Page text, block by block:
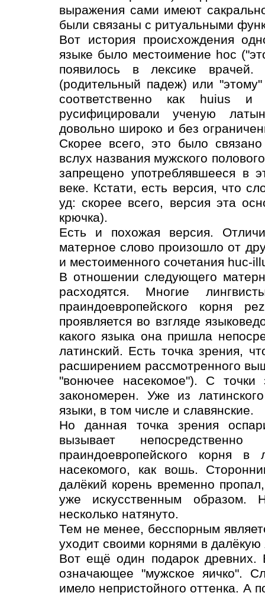
выражения сами имеют
были связаны с ритуальными
Вот история происхождения
языке было местоимение hoc
появилось в лексике
(родительный падеж) или
соответственно как huius
русифицировали ученую
довольно широко и без
Скорее всего, это было
вслух названия мужского
запрещено употреблявшееся в
веке. Кстати, есть версия, что
уд: скорее всего, версия эта
крючка).
Есть и похожая версия.
матерное слово произошло от
и местоименного сочетания huc-
В отношении следующего
расходятся. Многие
праиндоевропейского корня
проявляется во взгляде
какого языка она пришла
латинский. Есть точка зрения,
расширением рассмотренного
"вонючее насекомое"). С точки
закономерен. Уже из
языки, в том числе и славянские.
Но данная точка зрения
вызывает
праиндоевропейского корня
насекомого, как вошь.
далёкий корень временно
уже искусственным образом.
несколько натянуто.
Тем не менее, бесспорным
уходит своими корнями в
Вот ещё один подарок древних.
означающее "мужское яичко".
имело непристойного оттенка.